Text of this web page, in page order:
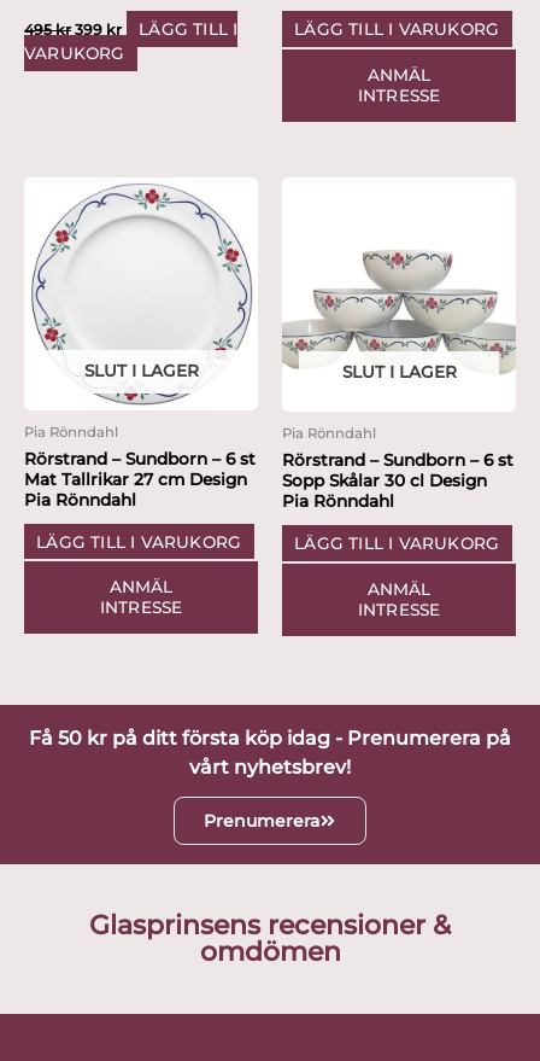
495kr 399 kr
LÄGG TILL I
VARUKORG
LÄGG TILL I VARUKORG
ANMÄL
INTRESSE
SLUT I LAGER
Pia Rönndahl
Rörstrand – Sundborn – 6 st
Mat Tallrikar 27 cm Design
Pia Rönndahl
LÄGG TILL I VARUKORG
ANMÄL
INTRESSE
SLUT I LAGER
Pia Rönndahl
Rörstrand – Sundborn – 6 st
Sopp Skålar 30 cl Design
Pia Rönndahl
LÄGG TILL I VARUKORG
ANMÄL
INTRESSE
Få 50 kr på ditt första köp idag - Prenumerera på
vårt nyhetsbrev!
Prenumerera
Glasprinsens recensioner &
omdömen